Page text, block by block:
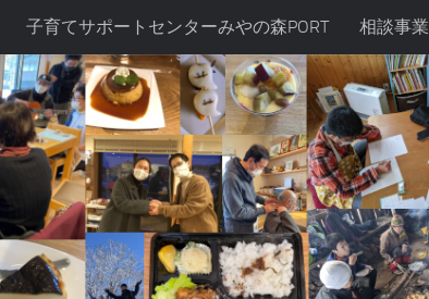
子育てサポートセンターみやの森PORT 相談事業